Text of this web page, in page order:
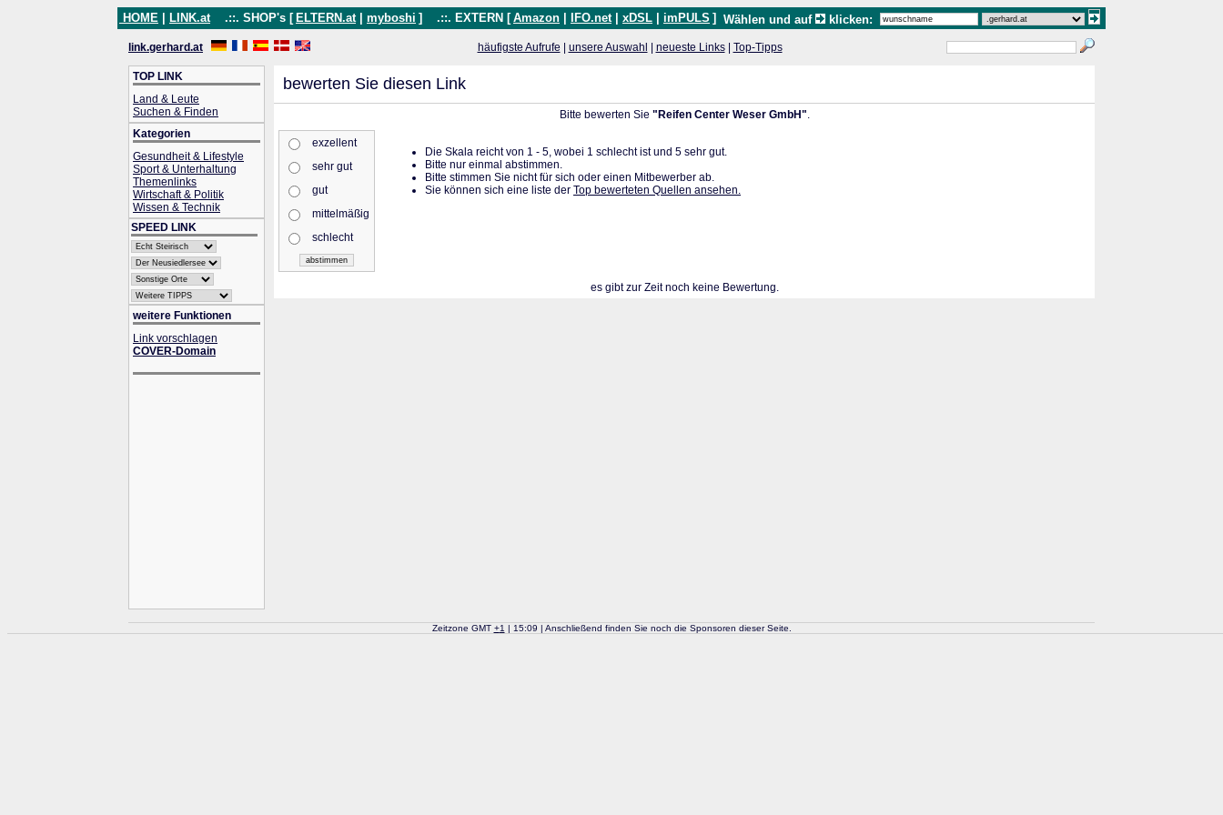
HOME LINK.at .::. SHOP's [ ELTERN.at myboshi ] .::. EXTERN [ Amazon IFO.net xDSL imPULS ] Wählen und auf klicken:
link.gerhard.at häufigste Aufrufe unsere Auswahl neueste Links| Top-Tipps
TOP LINK
Land & Leute
Suchen & Finden
Kategorien
Gesundheit & Lifestyle
Sport & Unterhaltung
Themenlinks
Wirtschaft & Politik
Wissen & Technik
SPEED LINK
weitere Funktionen
Link vorschlagen
COVER-Domain
bewerten Sie diesen Link
Bitte bewerten Sie "Reifen Center Weser GmbH".
exzellent
sehr gut
gut
mittelmäßig
schlecht
Die Skala reicht von 1 - 5, wobei 1 schlecht ist und 5 sehr gut.
Bitte nur einmal abstimmen.
Bitte stimmen Sie nicht für sich oder einen Mitbewerber ab.
Sie können sich eine liste der Top bewerteten Quellen ansehen.
es gibt zur Zeit noch keine Bewertung.
Zeitzone GMT +1 | 15:09 | Anschließend finden Sie noch die Sponsoren dieser Seite.